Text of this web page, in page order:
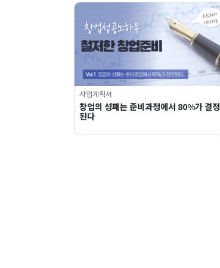
사업계획서
창업의 성패는 준비과정에서 80%가 결정
된다